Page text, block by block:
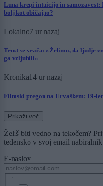
Luna krepi intuicijo in samozavest:
bolj kot običajno?
Lokalno7 ur nazaj
Trust se vrača: »Želimo, da ljudje
ga vzljubili«
Kronika14 ur nazaj
Filmski pregon na Hrvaškem: 19-
Prikaži več
Želiš biti vedno na tekočem?
tedensko v svoj email
E-naslov